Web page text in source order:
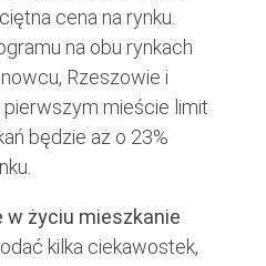
cena na rynku.
na obu rynkach
Rzeszowie i
mieście limit
będzie aż o 23%
w życiu mieszkanie
kilka ciekawostek,